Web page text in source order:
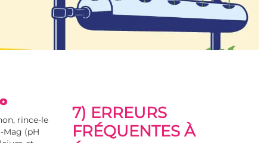
rince-le
Mag (pH
7) ERREURS
FRÉQUENTES À